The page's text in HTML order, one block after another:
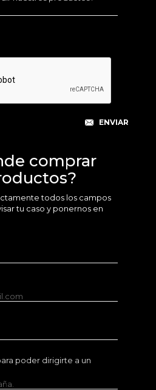
comprar
todos los campos
tu caso y ponernos en
poder dirigirte a un